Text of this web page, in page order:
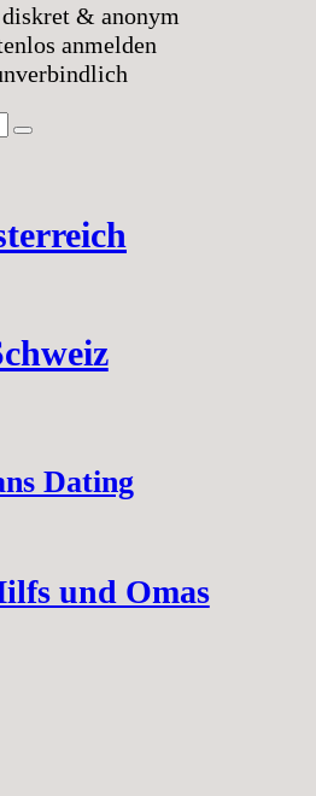
& anonym
anmelden
Dating
und Omas